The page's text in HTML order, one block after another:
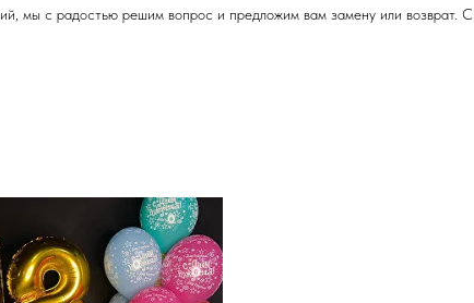
мы с радостью решим вопрос и предложим вам замену или возврат.